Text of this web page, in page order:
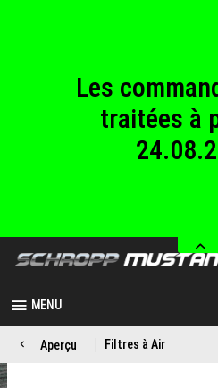
Les
traitées à
au
MENU
Aperçu Filtres à Air